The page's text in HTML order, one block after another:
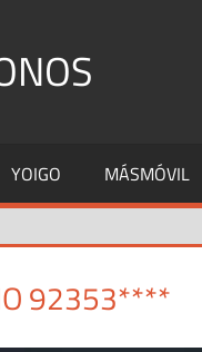
YOIGO MÁSMÓVIL
92353****